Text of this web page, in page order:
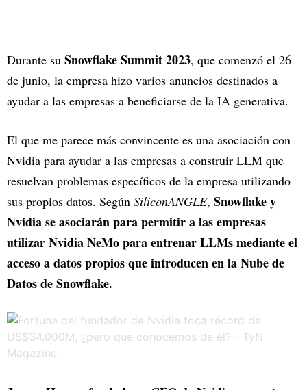
Durante su Snowflake Summit 2023, que comenzó el 26
de junio, la empresa hizo varios anuncios destinados a
ayudar a las empresas a beneficiarse de la IA generativa.
El que me parece más convincente es una asociación con
Nvidia para ayudar a las empresas a construir LLM que
resuelvan problemas específicos de la empresa utilizando
sus propios datos. Según SiliconANGLE, Snowflake y
Nvidia se asociarán para permitir a las empresas
utilizar Nvidia NeMo para entrenar LLMs mediante el
acceso a datos propios que introducen en la Nube de
Datos de Snowflake.